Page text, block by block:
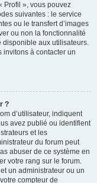
Profil », vous pouvez
suivantes : le service
ou le transfert d’images
ou non la fonctionnalité
disponible aux utilisateurs.
invitons à contacter un
?
d’utilisateur, indiquent
avez publié ou identifient
et les
du forum peut
abuser de ce système en
votre rang sur le forum.
un administrateur ou un
compteur de